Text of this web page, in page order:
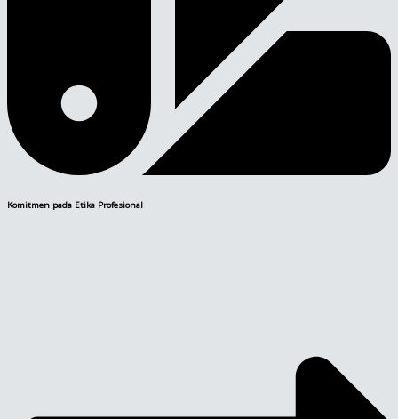
Komitmen pada Etika Profesional